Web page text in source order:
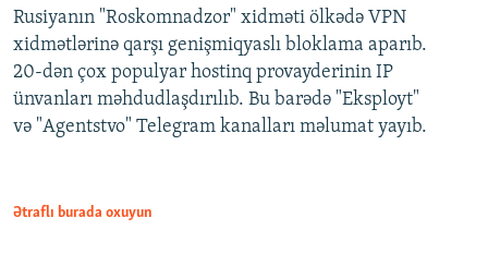
Rusiyanın "Roskomnadzor" xidməti ölkədə VPN
xidmətlərinə qarşı genişmiqyaslı bloklama aparıb.
20-dən çox populyar hostinq provayderinin IP
ünvanları məhdudlaşdırılıb. Bu barədə "Eksployt"
və "Agentstvo" Telegram kanalları məlumat yayıb.
Ətraflı burada oxuyun